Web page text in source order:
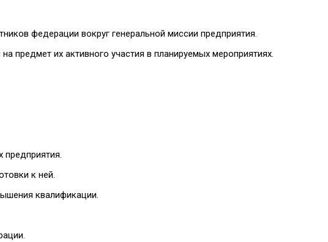
федерации вокруг генеральной миссии предприятия.
предмет их активного участия в планируемых мероприятиях.
предприятия.
к ней.
квалификации.